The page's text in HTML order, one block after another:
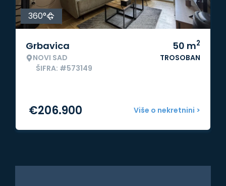
360°
Grbavica
NOVI SAD
ŠIFRA: #573149
50 m2
TROSOBAN
Više o nekretnini >
€206.900